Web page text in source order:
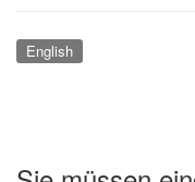
English